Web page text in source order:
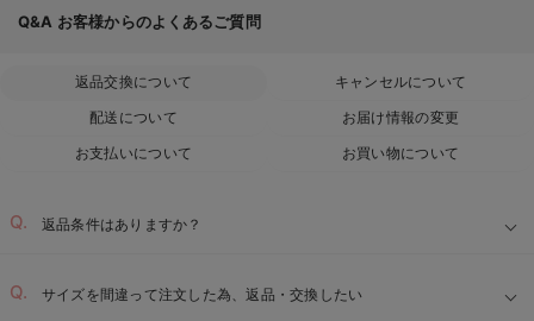
Q&A お客様からのよくあるご質問
返品交換について
キャンセルについて
配送について
お届け情報の変更
お支払いについて
お買い物について
返品条件はありますか？
サイズを間違って注文した為、返品・交換したい